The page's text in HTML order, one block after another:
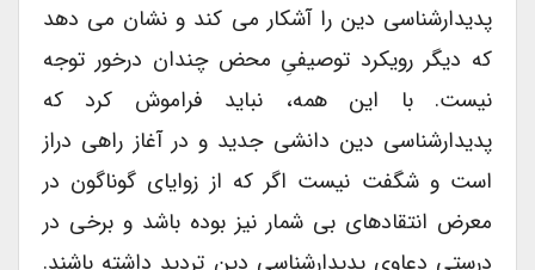
پدیدارشناسی دین را آشکار می کند و نشان می دهد
که دیگر رویکرد توصیفیِ محض چندان درخور توجه
نیست. با این همه، نباید فراموش کرد که
پدیدارشناسی دین دانشی جدید و در آغاز راهی دراز
است و شگفت نیست اگر که از زوایای گوناگون در
معرض انتقادهای بی شمار نیز بوده باشد و برخی در
درستی دعاوی پدیدارشناسی دین تردید داشته باشند.